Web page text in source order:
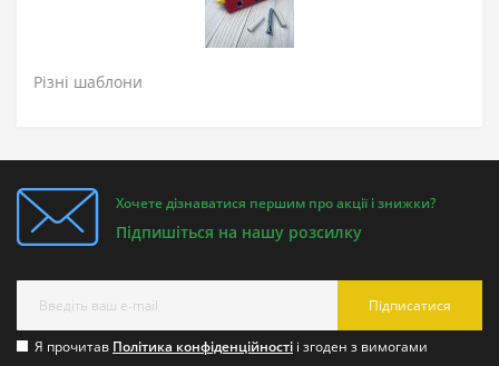
Різні шаблони
Хочете дізнаватися першим про акції і знижки?
Підпишіться на нашу розсилку
Підписатися
Я прочитав Політика конфіденційності і згоден з вимогами